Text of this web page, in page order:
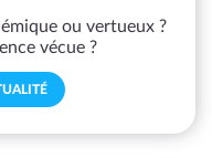
ou vertueux ?
vécue ?